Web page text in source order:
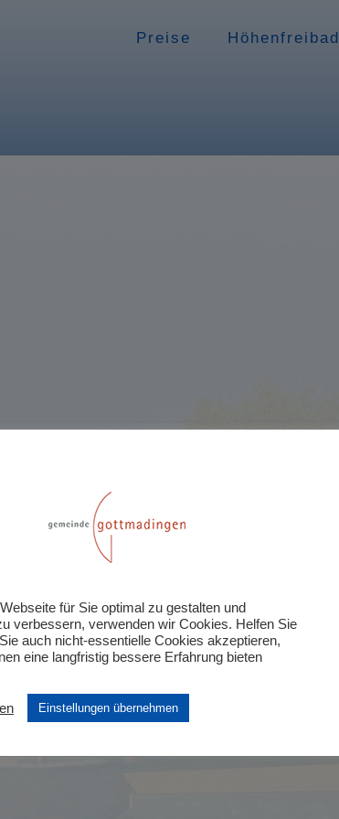
Preise Höhenfreibad
für Sie optimal zu gestalten und
verbessern, verwenden wir Cookies. Helfen Sie
auch nicht-essentielle Cookies akzeptieren,
eine langfristig bessere Erfahrung bieten
Einstellungen übernehmen